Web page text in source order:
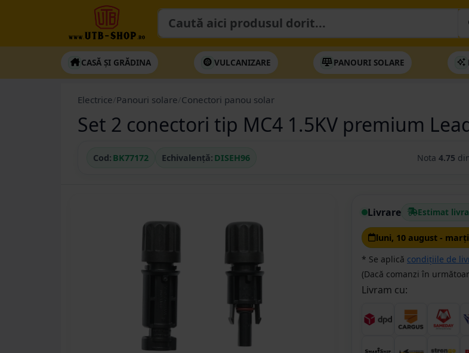
CASĂ ȘI GRĂDINA VULCANIZARE PANOURI SOLARE
Electrice Panouri solare Conectori panou solar
Set 2 conectori tip MC4 1.5KV premium
Cod: BK77172 Echivalență: DISEH96 Nota 4.75
Livrare Estimat
luni, 10 august -
* Se aplică condițiile de
(Dacă comanzi în
Livram cu: